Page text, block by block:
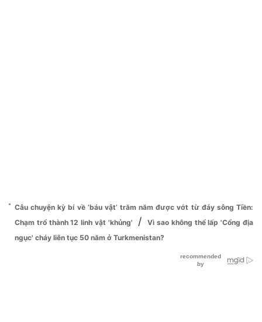
Câu chuyện kỳ bí về ‘báu vật’ trăm năm được vớt từ đáy sông Tiền:
Chạm trổ thành 12 linh vật 'khủng'
/
Vì sao không thể lấp 'Cổng địa
ngục' cháy liên tục 50 năm ở Turkmenistan?